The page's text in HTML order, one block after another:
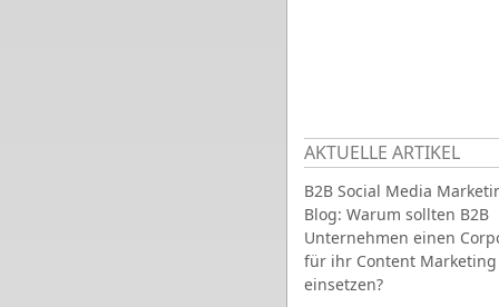
AKTUELLE ARTIKEL
B2B Social Media
Blog: Warum sollten B2B
Unternehmen einen
für ihr Content Marketing
einsetzen?